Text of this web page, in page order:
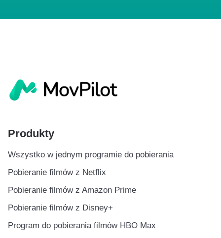
Produkty
Wszystko w jednym programie do pobierania
Pobieranie filmów z Netflix
Pobieranie filmów z Amazon Prime
Pobieranie filmów z Disney+
Program do pobierania filmów HBO Max